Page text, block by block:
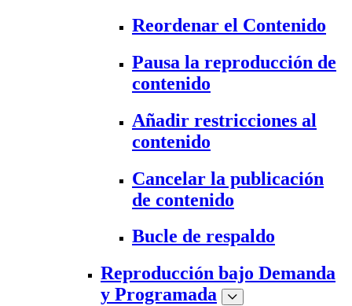
Reordenar el Contenido
Pausa la reproducción de
contenido
Añadir restricciones al
contenido
Cancelar la publicación
de contenido
Bucle de respaldo
Reproducción bajo Demanda
y Programada